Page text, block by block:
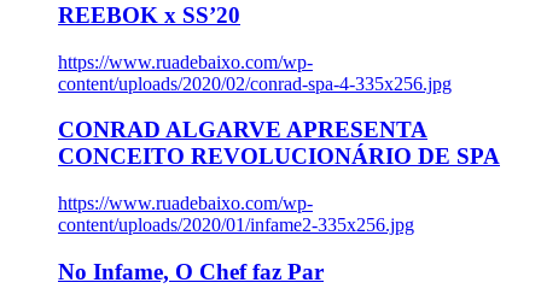
REEBOK x SS’20
https://www.ruadebaixo.com/wp-
content/uploads/2020/02/conrad-spa-4-335x256.jpg
CONRAD ALGARVE APRESENTA
CONCEITO REVOLUCIONÁRIO DE SPA
https://www.ruadebaixo.com/wp-
content/uploads/2020/01/infame2-335x256.jpg
No Infame, O Chef faz Par